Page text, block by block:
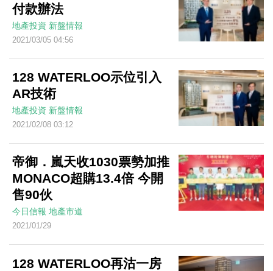
付款辦法
地產投資 新盤情報
2021/03/05 04:56
128 WATERLOO示位引入
AR技術
地產投資 新盤情報
2021/02/08 03:12
帝御．嵐天收1030票勢加推
MONACO超購13.4倍 今開
售90伙
今日信報 地產市道
2021/01/29
128 WATERLOO再沽一房